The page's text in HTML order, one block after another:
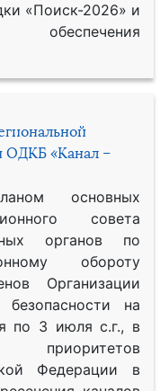
«Поиск-2026» и
обеспечения
ОДКБ «Канал –
основных
совета
органов по
обороту
Организации
на
по 3 июля с.г., в
Федерации в